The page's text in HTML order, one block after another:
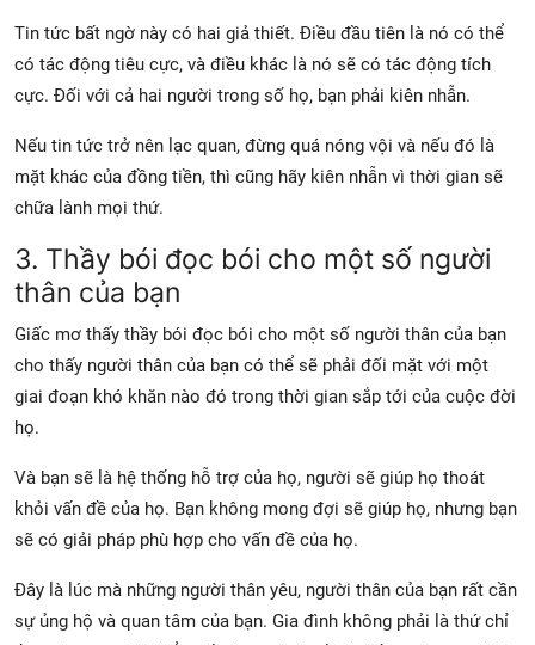
Tin tức bất ngờ này có hai giả thiết. Điều đầu tiên là nó có thể
có tác động tiêu cực, và điều khác là nó sẽ có tác động tích
cực. Đối với cả hai người trong số họ, bạn phải kiên nhẫn.
Nếu tin tức trở nên lạc quan, đừng quá nóng vội và nếu đó là
mặt khác của đồng tiền, thì cũng hãy kiên nhẫn vì thời gian sẽ
chữa lành mọi thứ.
3. Thầy bói đọc bói cho một số người
thân của bạn
Giấc mơ thấy thầy bói đọc bói cho một số người thân của bạn
cho thấy người thân của bạn có thể sẽ phải đối mặt với một
giai đoạn khó khăn nào đó trong thời gian sắp tới của cuộc đời
họ.
Và bạn sẽ là hệ thống hỗ trợ của họ, người sẽ giúp họ thoát
khỏi vấn đề của họ. Bạn không mong đợi sẽ giúp họ, nhưng bạn
sẽ có giải pháp phù hợp cho vấn đề của họ.
Đây là lúc mà những người thân yêu, người thân của bạn rất cần
sự ủng hộ và quan tâm của bạn. Gia đình không phải là thứ chỉ